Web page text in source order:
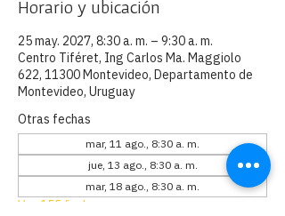
Horario y ubicación
25 may. 2027, 8:30 a. m. – 9:30 a. m.
Centro Tiféret, Ing Carlos Ma. Maggiolo
622, 11300 Montevideo, Departamento de
Montevideo, Uruguay
Otras fechas
mar, 11 ago., 8:30 a. m.
jue, 13 ago., 8:30 a. m.
mar, 18 ago., 8:30 a. m.
Ver 155 fechas